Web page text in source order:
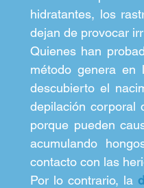
hidratantes, los
dejan de provocar
Quienes han
método genera
descubierto el
depilación corporal
porque pueden
acumulando
contacto con las
Por lo contrario, la